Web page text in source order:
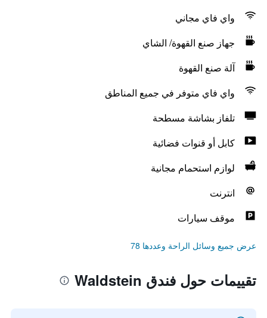
واي فاي مجاني
جهاز صنع القهوة/ الشاي
آلة صنع القهوة
واي فاي متوفر في جميع المناطق
تلفاز بشاشة مسطحة
كابل أو قنوات فضائية
لوازم استحمام مجانية
انترنت
موقف سيارات
عرض جميع وسائل الراحة وعددها 78
تقييمات حول فندق Waldstein